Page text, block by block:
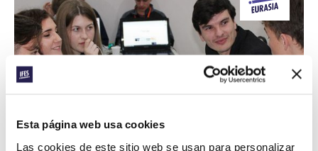
Esta página web usa cookies
Las cookies de este sitio web se usan para personalizar